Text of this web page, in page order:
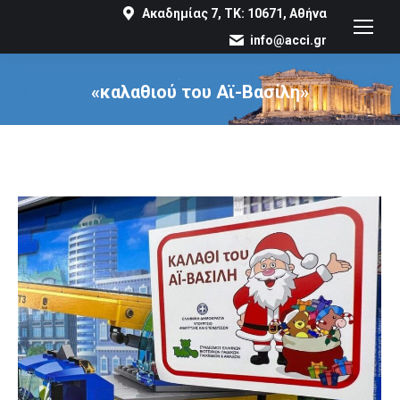
Ακαδημίας 7, ΤΚ: 10671, Αθήνα
info@acci.gr
«καλαθιού του Αϊ-Βασίλη»
You are here: